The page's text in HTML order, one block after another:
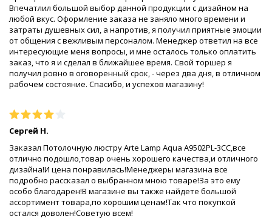
Впечатлил большой выбор данной продукции с дизайном на
любой вкус. Оформление заказа не заняло много времени и
затраты душевных сил, а напротив, я получил приятные эмоции
от общения с вежливым персоналом. Менеджер ответил на все
интересующие меня вопросы, и мне осталось только оплатить
заказ, что я и сделал в ближайшее время. Свой торшер я
получил ровно в оговоренный срок, - через два дня, в отличном
рабочем состояние. Спасибо, и успехов магазину!
Сергей Н.
Заказал Потолочную люстру Arte Lamp Aqua A9502PL-3CC,все
отлично подошло,товар очень хорошего качества,и отличного
дизайна!И цена понравилась!Менеджеры магазина все
подробно рассказал о выбранном мною товаре!За это ему
особо благодарен!В магазине вы также найдете большой
ассортимент товара,по хорошим ценам!Так что покупкой
остался доволен!Советую всем!